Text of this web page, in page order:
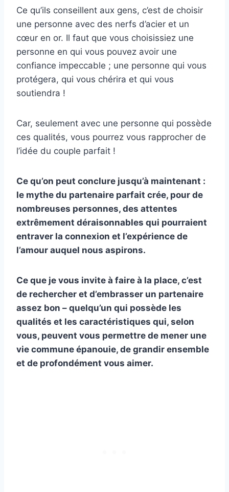
Ce qu’ils conseillent aux gens, c’est de choisir
une personne avec des nerfs d’acier et un
cœur en or. Il faut que vous choisissiez une
personne en qui vous pouvez avoir une
confiance impeccable ; une personne qui vous
protégera, qui vous chérira et qui vous
soutiendra !
Car, seulement avec une personne qui possède
ces qualités, vous pourrez vous rapprocher de
l’idée du couple parfait !
Ce qu’on peut conclure jusqu’à maintenant :
le mythe du partenaire parfait crée, pour de
nombreuses personnes, des attentes
extrêmement déraisonnables qui pourraient
entraver la connexion et l’expérience de
l’amour auquel nous aspirons.
Ce que je vous invite à faire à la place, c’est
de rechercher et d’embrasser un partenaire
assez bon – quelqu’un qui possède les
qualités et les caractéristiques qui, selon
vous, peuvent vous permettre de mener une
vie commune épanouie, de grandir ensemble
et de profondément vous aimer.